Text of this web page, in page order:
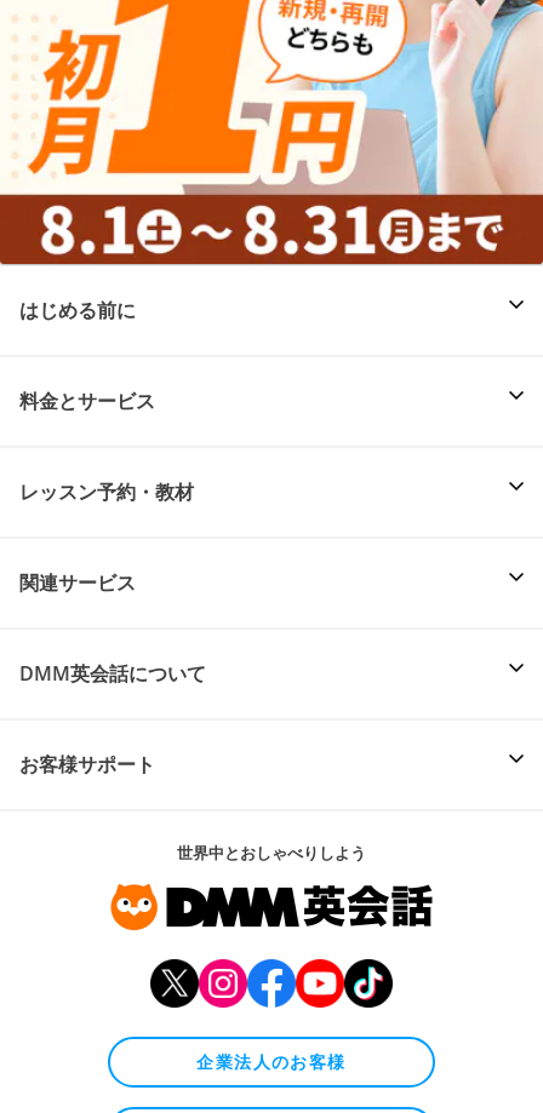
はじめる前に
料金とサービス
レッスン予約・教材
関連サービス
DMM英会話について
お客様サポート
世界中とおしゃべりしよう
企業法人のお客様